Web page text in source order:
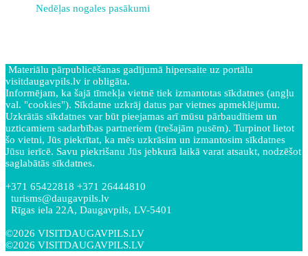
Nedēļas nogales pasākumi
Materiālu pārpublicēšanas gadījumā hipersaite uz portālu
visitdaugavpils.lv ir obligāta.
Informējam, ka šajā tīmekļa vietnē tiek izmantotas sīkdatnes (angļu
val. "cookies"). Sīkdatne uzkrāj datus par vietnes apmeklējumu.
Uzkrātās sīkdatnes var būt pieejamas arī mūsu pārbaudītiem un
uzticamiem sadarbības partneriem (trešajām pusēm). Turpinot lietot
šo vietni, Jūs piekrītat, ka mēs uzkrāsim un izmantosim sīkdatnes
Jūsu ierīcē. Savu piekrišanu Jūs jebkurā laikā varat atsaukt, nodzēšot
saglabātās sīkdatnes.
+371 65422818 +371 26444810
turisms@daugavpils.lv
Rīgas iela 22A, Daugavpils, LV-5401
©2026 VISITDAUGAVPILS.LV
©2026 VISITDAUGAVPILS.LV